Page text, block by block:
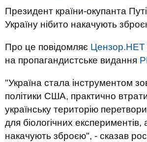
Президент країни-окупанта
Україну нібито накачують
Про це повідомляє Цензор.НЕТ
на пропагандистське видання
"Україна стала інструментом
політики США, практично
українську територію
для біологічних експериментів,
накачують зброєю", - сказав